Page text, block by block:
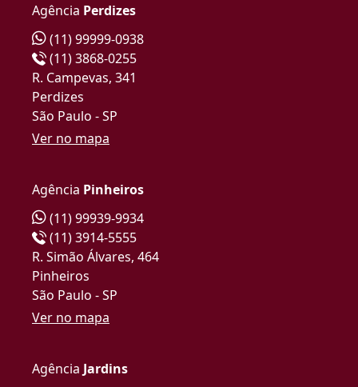
Agência Perdizes
(11) 99999-0938
(11) 3868-0255
R. Campevas, 341
Perdizes
São Paulo - SP
Ver no mapa
Agência Pinheiros
(11) 99939-9934
(11) 3914-5555
R. Simão Álvares, 464
Pinheiros
São Paulo - SP
Ver no mapa
Agência Jardins